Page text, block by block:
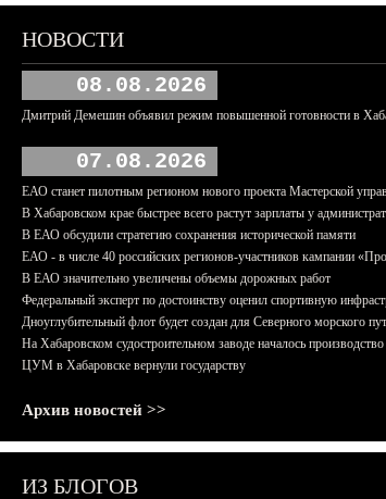
НОВОСТИ
08.08.2026
Дмитрий Демешин объявил режим повышенной готовности в
07.08.2026
ЕАО станет пилотным регионом нового проекта Мастерской
В Хабаровском крае быстрее всего растут зарплаты у
В ЕАО обсудили стратегию сохранения исторической памяти
ЕАО - в числе 40 российских регионов-участников кампании
В ЕАО значительно увеличены объемы дорожных работ
Федеральный эксперт по достоинству оценил спортивную
Дноуглубительный флот будет создан для Северного морского
На Хабаровском судостроительном заводе началось
ЦУМ в Хабаровске вернули государству
Архив новостей >>
ИЗ БЛОГОВ